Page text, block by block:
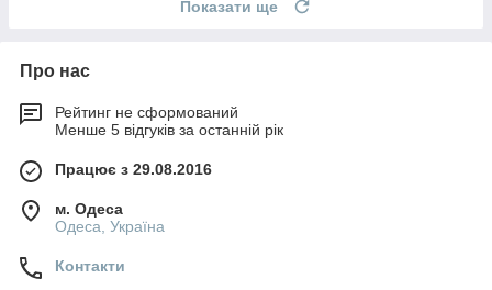
Показати ще
Про нас
Рейтинг не сформований
Менше 5 відгуків за останній рік
Працює з 29.08.2016
м. Одеса
Одеса, Україна
Контакти